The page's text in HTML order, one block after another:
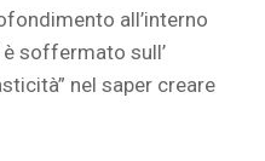
all’interno
soffermato sull’
nel saper creare